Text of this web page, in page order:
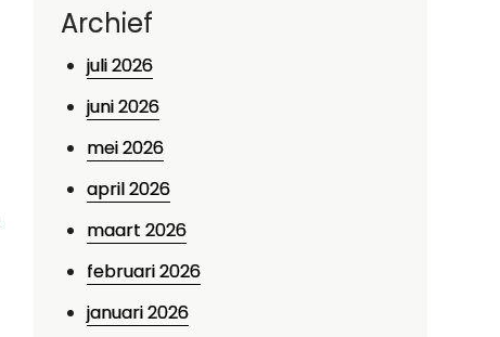
Archief
juli 2026
juni 2026
mei 2026
april 2026
maart 2026
februari 2026
januari 2026